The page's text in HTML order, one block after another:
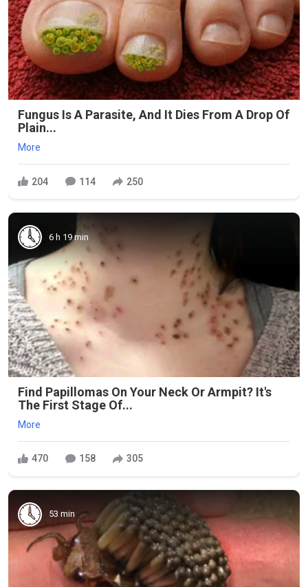
Fungus Is A Parasite, And It Dies From A Drop Of
Plain...
More
204 114 250
6 h 19 min
Find Papillomas On Your Neck Or Armpit? It's
The First Stage Of...
More
470 158 305
53 min